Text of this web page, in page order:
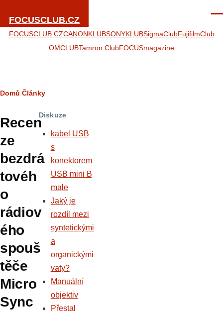
FOCUSCLUB.CZ
FOCUSCLUB.CZCANONKLUBSONYKLUBSigmaClubFujifilmClub
OMCLUBTamron ClubFOCUSmagazine
Drobečková
navigace
Domů Články
Recen
ze
bezdrá
tovéh
o
rádiov
ého
spouš
těče
Micro
Sync
Diskuze
kabel USB
s
konektorem
USB mini B
male
Jaký je
rozdíl mezi
syntetickými
a
organickými
vaty?
Manuální
objektiv
Přestal